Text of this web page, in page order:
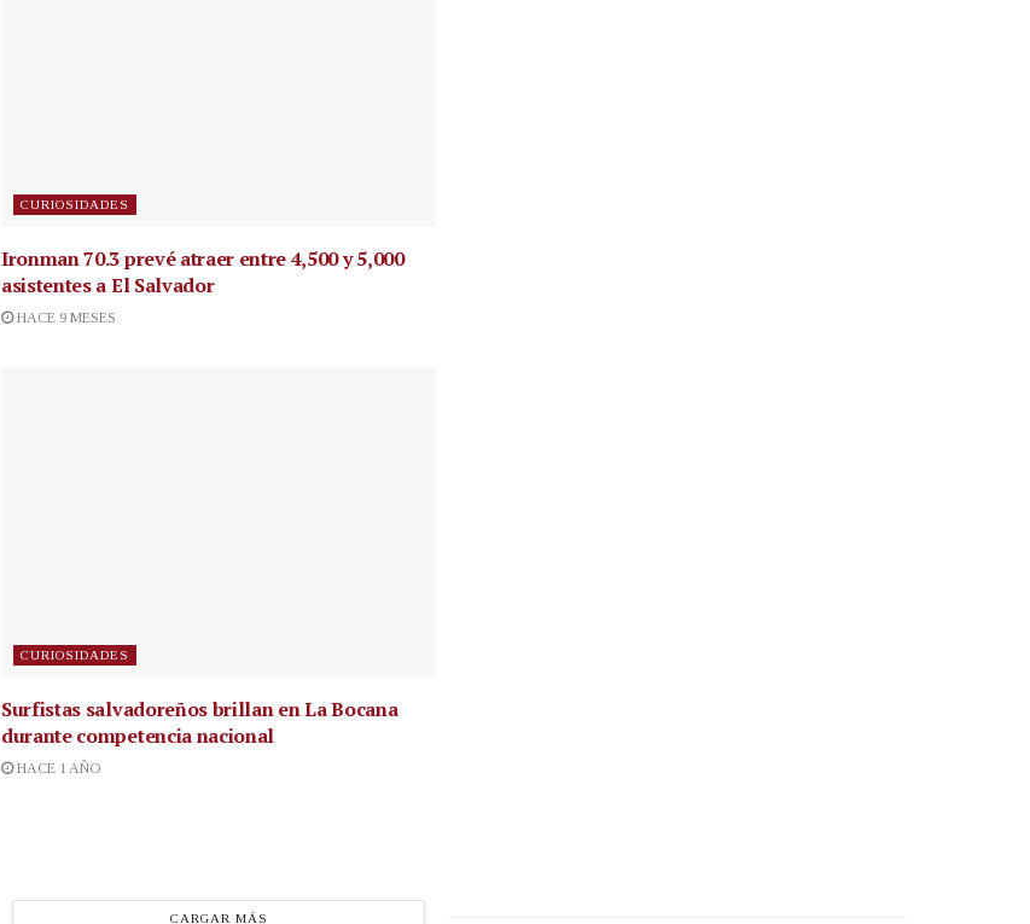
CURIOSIDADES
Ironman 70.3 prevé atraer entre 4,500 y 5,000
asistentes a El Salvador
HACE 9 MESES
CURIOSIDADES
Surfistas salvadoreños brillan en La Bocana
durante competencia nacional
HACE 1 AÑO
CARGAR MÁS